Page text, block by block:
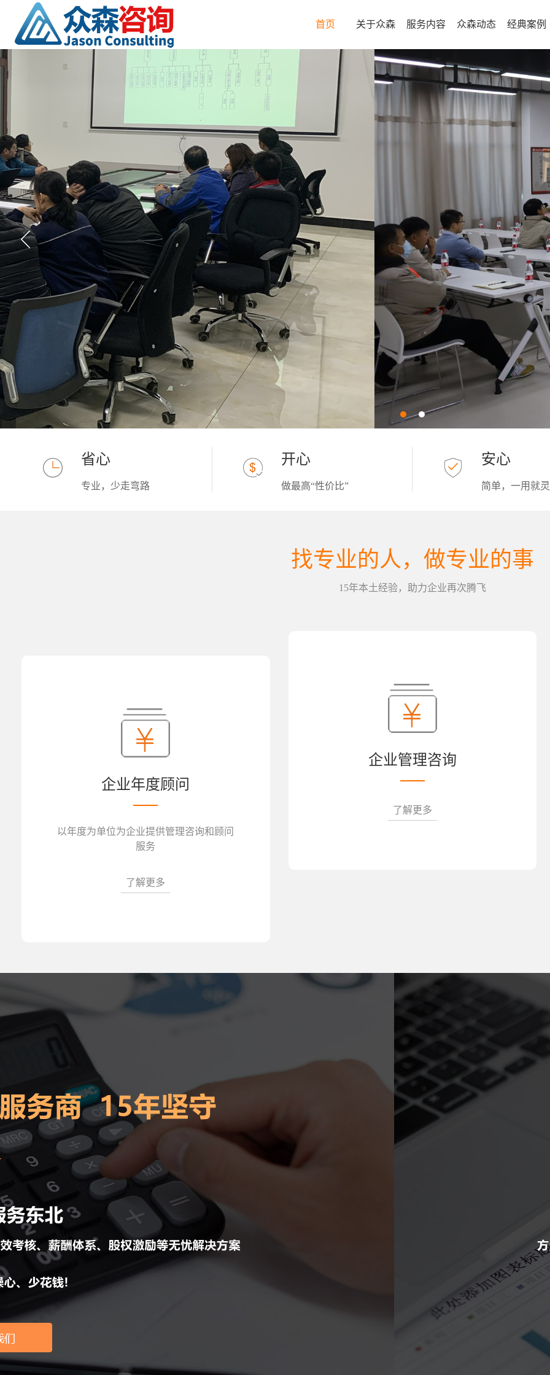
首页 关于众森 服务内容 众森动态 经典案例
省心
专业，少走弯路
开心
做最高“性价比”
安心
简单，一用就灵
找专业的人，做专业的事
15年本土经验，助力企业再次腾飞
企业年度顾问
以年度为单位为企业提供管理咨询和顾问
服务
了解更多
企业管理咨询
了解更多